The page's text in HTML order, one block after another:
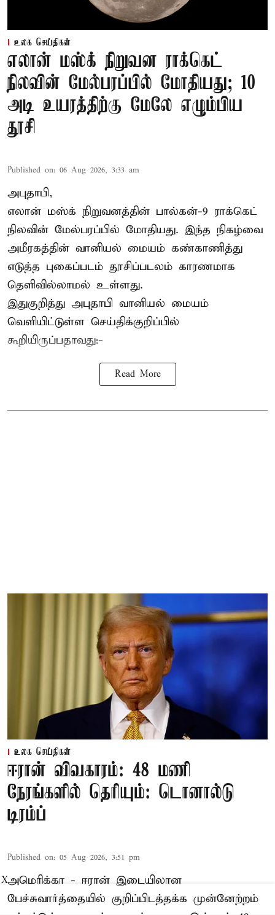
உலக செய்திகள்
எலான் மஸ்க் நிறுவன ராக்கெட்
நிலவின் மேல்பரப்பில் மோதியது; 10
அடி உயரத்திற்கு மேலே எழும்பிய
தூசி
Published on: 06 Aug 2026, 3:33 am
அபுதாபி,
எலான் மஸ்க் நிறுவனத்தின் பால்கன்-9 ராக்கெட்
நிலவின் மேல்பரப்பில் மோதியது. இந்த நிகழ்வை
அமீரகத்தின் வானியல் மையம் கண்காணித்து
எடுத்த புகைப்படம் தூசிப்படலம் காரணமாக
தெளிவில்லாமல் உள்ளது.
இதுகுறித்து அபுதாபி வானியல் மையம்
வெளியிட்டுள்ள செய்திக்குறிப்பில்
கூறியிருப்பதாவது:-
Read More
உலக செய்திகள்
ஈரான் விவகாரம்: 48 மணி
நேரங்களில் தெரியும்: டொனால்டு
டிரம்ப்
Published on: 05 Aug 2026, 3:51 pm
அமெரிக்கா - ஈரான் இடையிலான
பேச்சுவார்த்தையில் குறிப்பிடத்தக்க முன்னேற்றம்
X